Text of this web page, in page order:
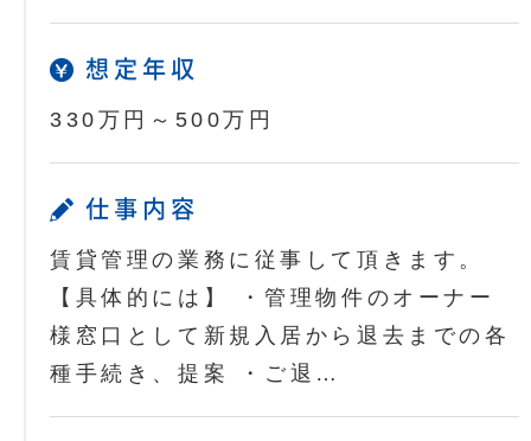
想定年収
330万円～500万円
仕事内容
賃貸管理の業務に従事して頂きます。
【具体的には】 ・管理物件のオーナー
様窓口として新規入居から退去までの各
種手続き、提案 ・ご退…